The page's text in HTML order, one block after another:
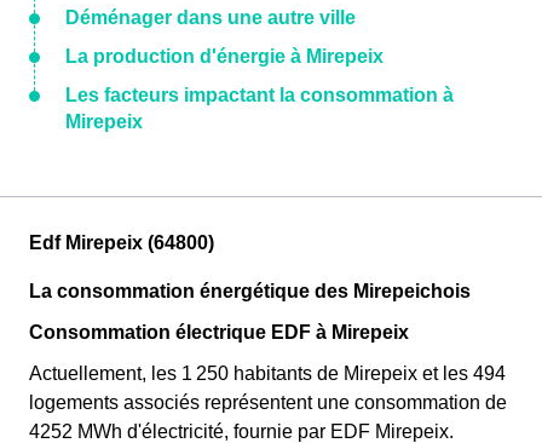
Déménager dans une autre ville
La production d'énergie à Mirepeix
Les facteurs impactant la consommation à
Mirepeix
Edf Mirepeix (64800)
La consommation énergétique des Mirepeichois
Consommation électrique EDF à Mirepeix
Actuellement, les 1 250 habitants de Mirepeix et les 494
logements associés représentent une consommation de
4252 MWh d'électricité, fournie par EDF Mirepeix.